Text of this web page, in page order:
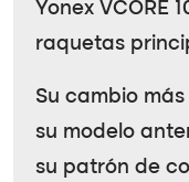
Yonex VCORE
raquetas
Su cambio
su modelo
su patrón de